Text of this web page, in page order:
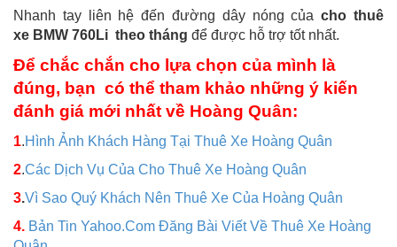
Nhanh tay liên hệ đến đường dây nóng củacho thuê
xe BMW 760Li theo tháng để được hỗ trợ tốt nhất.
Để chắc chắn cho lựa chọn của mình là
đúng, bạn có thể tham khảo những ý kiến
đánh giá mới nhất về Hoàng Quân:
1.Hình Ảnh Khách Hàng Tại Thuê Xe Hoàng Quân
2.Các Dịch Vụ Của Cho Thuê Xe Hoàng Quân
3.Vì Sao Quý Khách Nên Thuê Xe Của Hoàng Quân
4. Bản Tin Yahoo.Com Đăng Bài Viết Về Thuê Xe Hoàng